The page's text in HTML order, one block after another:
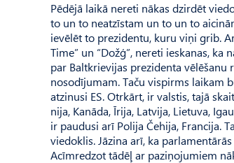
Pēdējā laikā nereti nākas dzirdēt
to un to neatzīstam un to un to
ievēlēt to prezidentu, kuru viņi grib.
Time” un “Dožģ”, nereti ieskanas,
par Baltkrievijas prezidenta
nosodījumam. Taču vispirms laikam
atzinusi ES. Otrkārt, ir valstis, tajā
nija, Kanāda, Īrija, Latvija, Lie­tuva,
ir paudusi arī Polija Čehija, Francija.
viedoklis. Jāzina arī, ka
Acīmredzot tādēļ ar paziņojumiem